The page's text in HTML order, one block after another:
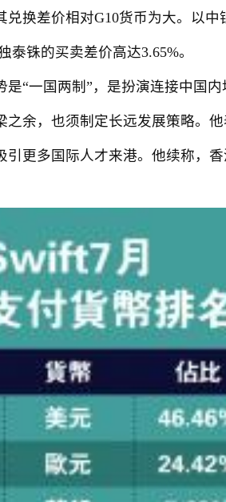
换差价相对G10货币为大。以
泰铢的买卖差价高达3.65%。
一国两制”，是扮演连接中国内
余，也须制定长远发展策略。
更多国际人才来港。他续称，